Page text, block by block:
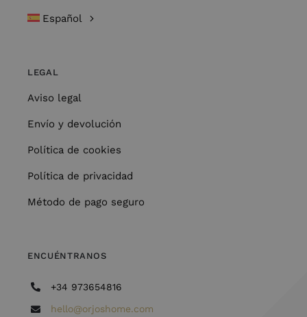
Español
LEGAL
Aviso legal
Envío y devolución
Política de cookies
Política de privacidad
Método de pago seguro
ENCUÉNTRANOS
+34 973654816
hello@orjoshome.com